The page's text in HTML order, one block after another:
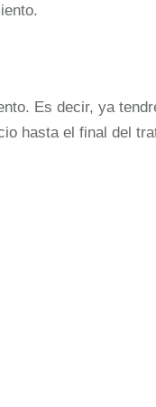
Es decir, ya
hasta el final del